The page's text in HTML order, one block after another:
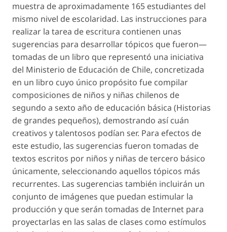
muestra de aproximadamente 165 estudiantes del
mismo nivel de escolaridad. Las instrucciones para
realizar la tarea de escritura contienen unas
sugerencias para desarrollar tópicos que fueron—
tomadas de un libro que representó una iniciativa
del Ministerio de Educación de Chile, concretizada
en un libro cuyo único propósito fue compilar
composiciones de niños y niñas chilenos de
segundo a sexto año de educación básica (Historias
de grandes pequeños), demostrando así cuán
creativos y talentosos podían ser. Para efectos de
este estudio, las sugerencias fueron tomadas de
textos escritos por niños y niñas de tercero básico
únicamente, seleccionando aquellos tópicos más
recurrentes. Las sugerencias también incluirán un
conjunto de imágenes que puedan estimular la
producción y que serán tomadas de Internet para
proyectarlas en las salas de clases como estímulos